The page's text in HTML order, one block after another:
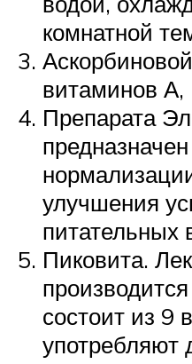
комнатной
витаминов
Препарата
улучшения
питательных
Пиковита.
состоит из 9
употребляют